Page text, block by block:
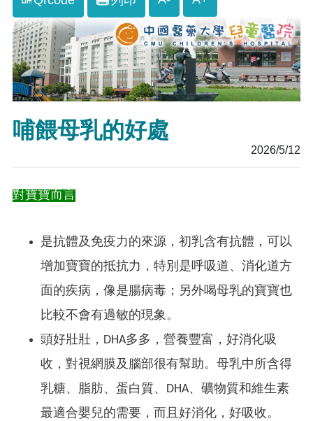
哺餵母乳的好處
2026/5/12
對寶寶而言
是抗體及免疫力的來源，初乳含有抗體，可以
增加寶寶的抵抗力，特別是呼吸道、消化道方
面的疾病，像是腸病毒；另外喝母乳的寶寶也
比較不會有過敏的現象。
頭好壯壯，DHA多多，營養豐富，好消化吸
收，對視網膜及腦部很有幫助。母乳中所含得
乳糖、脂肪、蛋白質、DHA、礦物質和維生素
最適合嬰兒的需要，而且好消化，好吸收。